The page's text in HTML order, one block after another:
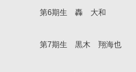
第6期生 轟 大和
第7期生 黒木 翔海也